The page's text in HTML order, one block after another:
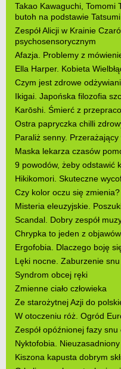
Takao Kawaguchi, Tomomi
butoh na podstawie
Zespół Alicji w Krainie
psychosensorycznym
Afazja. Problemy z
Ella Harper. Kobieta
Czym jest zdrowe
Ikigai. Japońska filozofia
Karōshi. Śmierć z
Ostra papryczka chilli
Paraliż senny.
Maska lekarza czasów
9 powodów, żeby odstawić
Hikikomori. Skuteczne
Czy kolor oczu się zmienia?
Misteria eleuzyjskie.
Scandal. Dobry zespół
Chrypka to jeden z
Ergofobia. Dlaczego boję
Lęki nocne. Zaburzenie
Syndrom obcej ręki
Zmienne ciało człowieka
Ze starożytnej Azji do
W otoczeniu róż. Ogród
Zespół opóźnionej fazy
Nyktofobia.
Kiszona kapusta dobrym